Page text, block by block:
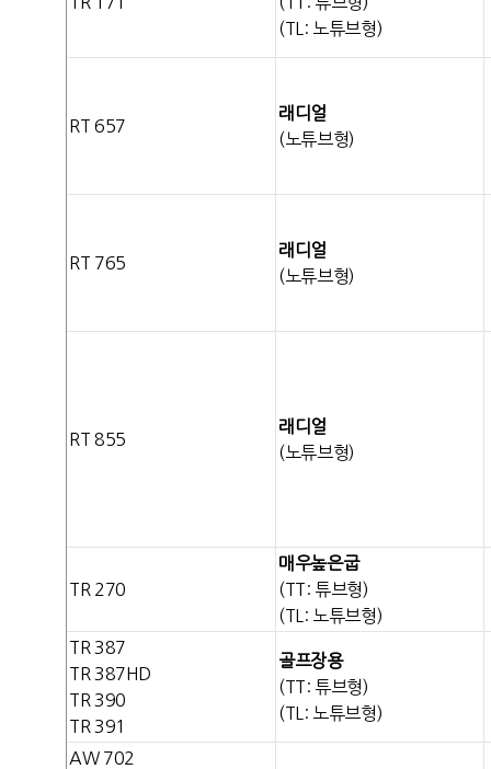
(TL: 노튜브형)
RT 657
래디얼
(노튜브형)
RT 765
래디얼
(노튜브형)
RT 855
래디얼
(노튜브형)
TR 270
매우높은굽
(TT: 튜브형)
(TL: 노튜브형)
TR 387
TR 387HD
TR 390
TR 391
골프장용
(TT: 튜브형)
(TL: 노튜브형)
AW 702